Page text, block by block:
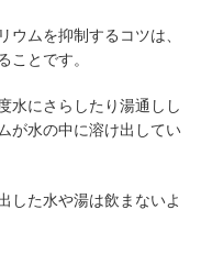
ウムを抑制するコツは、
ことです。
水にさらしたり湯通しし
が水の中に溶け出してい
した水や湯は飲まないよ